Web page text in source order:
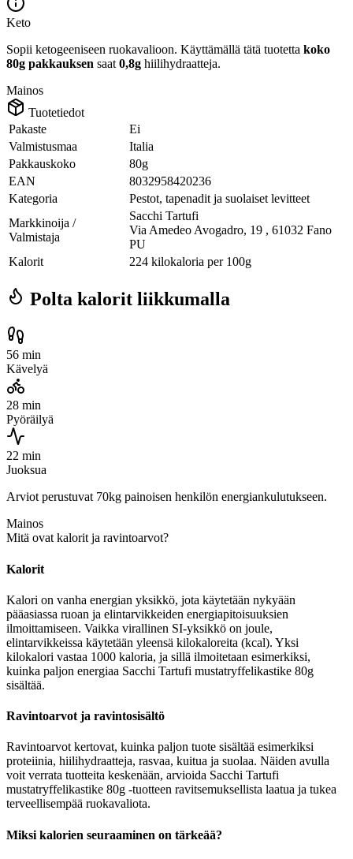
Keto
Sopii ketogeeniseen ruokavalioon. Käyttämällä tätä tuotetta koko
80g pakkauksen saat 0,8g hiilihydraatteja.
Mainos
Tuotetiedot
Pakaste
Ei
Valmistusmaa
Italia
Pakkauskoko
80g
EAN
8032958420236
Kategoria
Pestot, tapenadit ja suolaiset levitteet
Markkinoija /
Valmistaja
Sacchi Tartufi
Via Amedeo Avogadro, 19 , 61032 Fano
PU
Kalorit
224 kilokaloria per 100g
Polta kalorit liikkumalla
56 min
Kävelyä
28 min
Pyöräilyä
22 min
Juoksua
Arviot perustuvat 70kg painoisen henkilön energiankulutukseen.
Mainos
Mitä ovat kalorit ja ravintoarvot?
Kalorit
Kalori on vanha energian yksikkö, jota käytetään nykyään
pääasiassa ruoan ja elintarvikkeiden energiapitoisuuksien
ilmoittamiseen. Vaikka virallinen SI-yksikkö on joule,
elintarvikkeissa käytetään yleensä kilokaloreita (kcal). Yksi
kilokalori vastaa 1000 kaloria, ja sillä ilmoitetaan esimerkiksi,
kuinka paljon energiaa Sacchi Tartufi mustatryffelikastike 80g
sisältää.
Ravintoarvot ja ravintosisältö
Ravintoarvot kertovat, kuinka paljon tuote sisältää esimerkiksi
proteiinia, hiilihydraatteja, rasvaa, kuitua ja suolaa. Näiden avulla
voit verrata tuotteita keskenään, arvioida Sacchi Tartufi
mustatryffelikastike 80g -tuotteen ravitsemuksellista laatua ja tukea
terveellisempää ruokavaliota.
Miksi kalorien seuraaminen on tärkeää?